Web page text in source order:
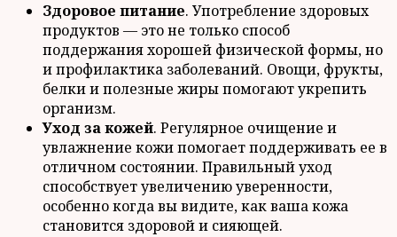
Здоровое питание. Употребление здоровых
продуктов — это не только способ
поддержания хорошей физической формы, но
и профилактика заболеваний. Овощи, фрукты,
белки и полезные жиры помогают укрепить
организм.
Уход за кожей. Регулярное очищение и
увлажнение кожи помогает поддерживать ее в
отличном состоянии. Правильный уход
способствует увеличению уверенности,
особенно когда вы видите, как ваша кожа
становится здоровой и сияющей.